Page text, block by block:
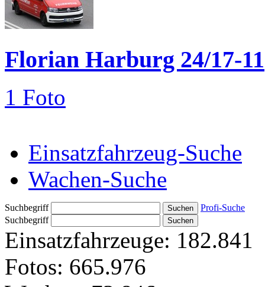
Florian Harburg 24/17-11
1 Foto
Einsatzfahrzeug-Suche
Wachen-Suche
Suchbegriff
Profi-Suche
Suchbegriff
Einsatzfahrzeuge: 182.841
Fotos: 665.976